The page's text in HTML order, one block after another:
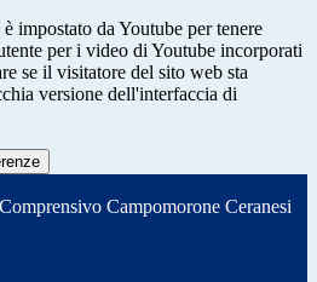
impostato da Youtube per tenere
per i video di Youtube incorporati
se il visitatore del sito web sta
versione dell'interfaccia di
Campomorone Ceranesi